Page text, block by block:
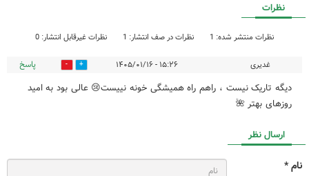
نظرات
نظرات منتشر شده: 1 نظرات در صف انتشار: 1 نظرات غیرقابل انتشار: 0
غدیری ۱۵:۲۶ - ۱۴۰۵/۰۱/۱۶ 0 پاسخ
دیگه تاریک نیست ، راهم راه همیشگی خونه نییست😢 عالی بود به امید
روزهای بهتر 🌺
ارسال نظر
نام *